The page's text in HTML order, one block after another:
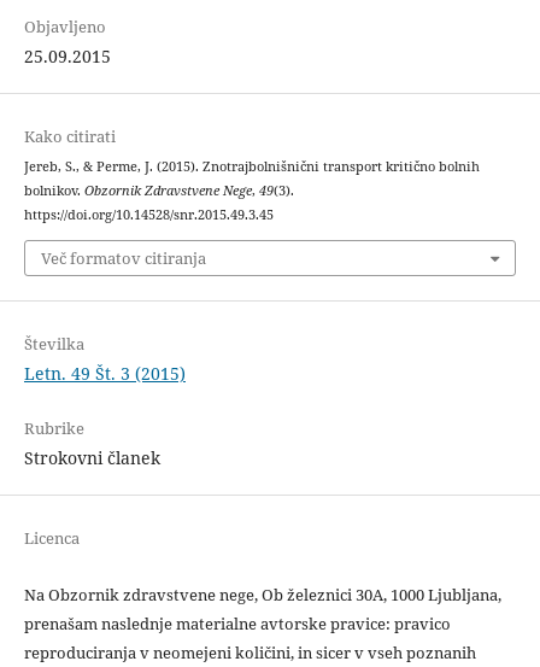
Objavljeno
25.09.2015
Kako citirati
Jereb, S., & Perme, J. (2015). Znotrajbolnišnični transport kritično bolnih
bolnikov. Obzornik Zdravstvene Nege, 49(3).
https://doi.org/10.14528/snr.2015.49.3.45
Več formatov citiranja
Številka
Letn. 49 Št. 3 (2015)
Rubrike
Strokovni članek
Licenca
Na Obzornik zdravstvene nege, Ob železnici 30A, 1000 Ljubljana,
prenašam naslednje materialne avtorske pravice: pravico
reproduciranja v neomejeni količini, in sicer v vseh poznanih